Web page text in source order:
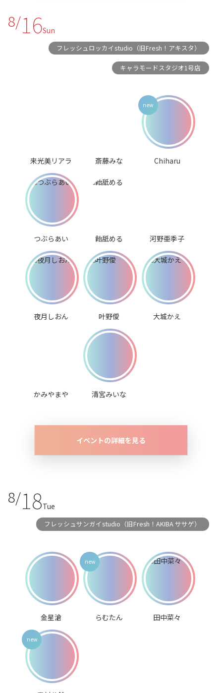
8/16Sun
フレッシュロッカイstudio（旧Fresh！アキスタ）
キャラモードスタジオ1号店
来光美リアラ 斎藤みな Chiharu
つぶらあい 飴舐める 河野亜季子
夜月しおん 叶野僾 大城かえ
かみやまや 清宮みいな
イベントの詳細を見る
8/18Tue
フレッシュサンガイstudio（旧Fresh！AKIBA ササゲ）
金星滄 らむたん 田中菜々